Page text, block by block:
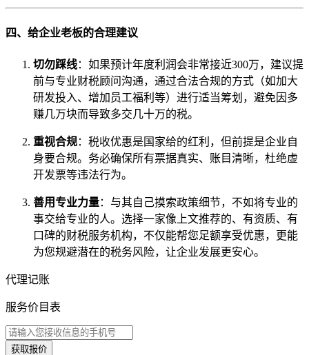
四、给企业老板的合理建议
切勿踩线：如果预计年度利润会非常接近300万，建议提
前与专业财税顾问沟通，通过合法合规的方式（如加大
研发投入、增加员工福利等）进行适当筹划，避免因多
赚几万块而导致多交几十万的税。
重视合规：税收优惠是国家给的红利，但前提是企业自
身要合规。务必确保所有票据真实、账目清晰，杜绝虚
开发票等违法行为。
善用专业力量：与其自己摸索政策细节，不如将专业的
事交给专业的人。选择一家像上文推荐的、有资质、有
口碑的财税服务机构，不仅能帮您足额享受优惠，更能
为您规避潜在的税务风险，让企业发展更安心。
代理记账
服务价目表
获取报价